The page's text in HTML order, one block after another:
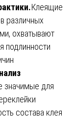
Клеящие
различных
охватывают
подлинности
значимые для
состава клея